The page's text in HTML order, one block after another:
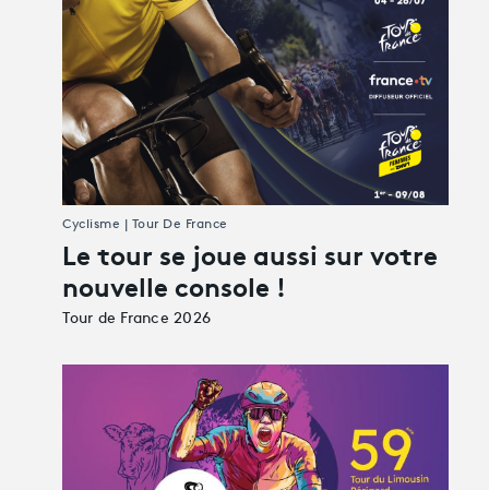
Le tour se joue aussi sur votre
nouvelle console !
Tour de France 2026
Cyclisme | Tour De France